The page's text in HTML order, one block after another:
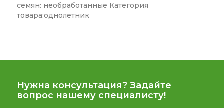
семян: необработанные Категория
товара:однолетник
Нужна консультация? Задайте
вопрос нашему специалисту!